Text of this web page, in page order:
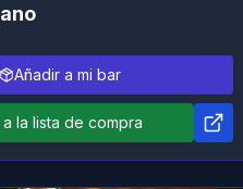
Añadir a mi bar
la lista de compra